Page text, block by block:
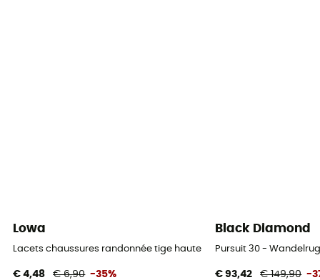
Lowa
Lacets chaussures randonnée tige haute - Schoenveters
€ 4,48 € 6,90 -35%
Black Diamond
Pursuit 30 -
€ 93,42 € 149,90 -